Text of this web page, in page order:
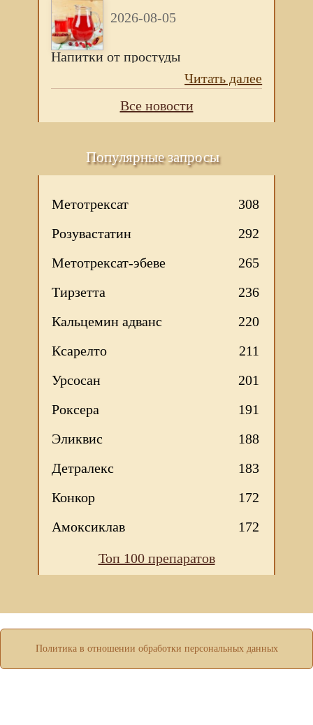
2026-08-05
Напитки от простуды
Читать далее
Все новости
Популярные запросы
Метотрексат
308
Розувастатин
292
Метотрексат-эбеве
265
Тирзетта
236
Кальцемин адванс
220
Ксарелто
211
Урсосан
201
Роксера
191
Эликвис
188
Детралекс
183
Конкор
172
Амоксиклав
172
Топ 100 препаратов
Политика в отношении обработки персональных данных
обработки персональных данныхнашего сайта.
Нажмите на кнопку «Хорошо», если Вы согласны на
использование файлов cookie. Если нет, то отключите
Cookies в настройках браузера.